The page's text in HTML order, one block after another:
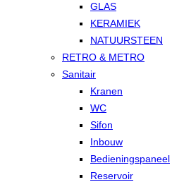
GLAS
KERAMIEK
NATUURSTEEN
RETRO & METRO
Sanitair
Kranen
WC
Sifon
Inbouw
Bedieningspaneel
Reservoir